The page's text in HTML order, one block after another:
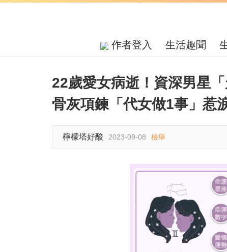
作者登入 生活趣聞
22歲愛女病逝！資深男星
骨灰項鍊「代女做1事」惹
檸檬塔好酸 2023-09-08 檢舉